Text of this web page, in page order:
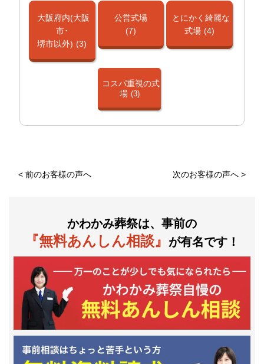
大阪府内(大阪
市･
堺市以外) (3)
公営式場
(7)
とにかく綺麗な
式場 (4)
コスパ重視の式
場 (3)
<前のお客様の声へ 次のお客様の声へ>
かわかみ葬祭は、事前の
『無料あんしん相談』 が有名です！